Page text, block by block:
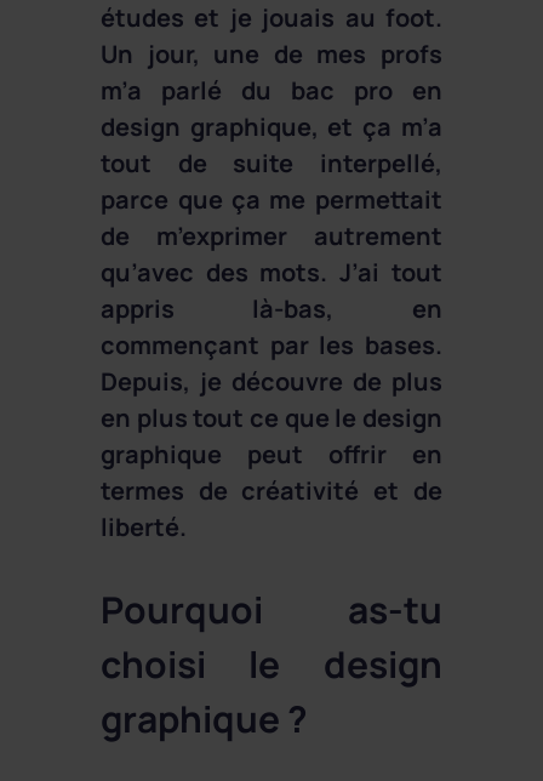
études et je jouais au foot.
Un jour, une de mes profs
m’a parlé du bac pro en
design graphique, et ça m’a
tout de suite interpellé,
parce que ça me permettait
de m’exprimer autrement
qu’avec des mots. J’ai tout
appris là-bas, en
commençant par les bases.
Depuis, je découvre de plus
en plus tout ce que le design
graphique peut offrir en
termes de créativité et de
liberté.
Pourquoi as-tu
choisi le design
graphique ?